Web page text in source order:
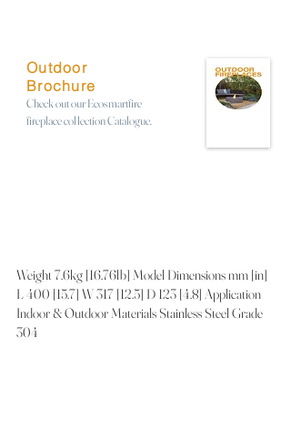
Outdoor
Brochure
Check out our Ecosmartfire
fireplace collection Catalogue.
Weight 7.6kg [16.76lb] Model Dimensions mm [in]
L 400 [15.7] W 317 [12.5] D 123 [4.8] Application
Indoor & Outdoor Materials Stainless Steel Grade
304